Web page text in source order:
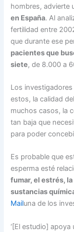
hombres, advierte
en España. Al
fertilidad entre
que durante ese
pacientes que
siete, de 8.000 a
Los
estos, la calidad
muchos casos, la
tan baja que
para poder
Es probable que
esperma esté
fumar, el estrés,
sustancias
Mailuna de los
‘[El estudio]